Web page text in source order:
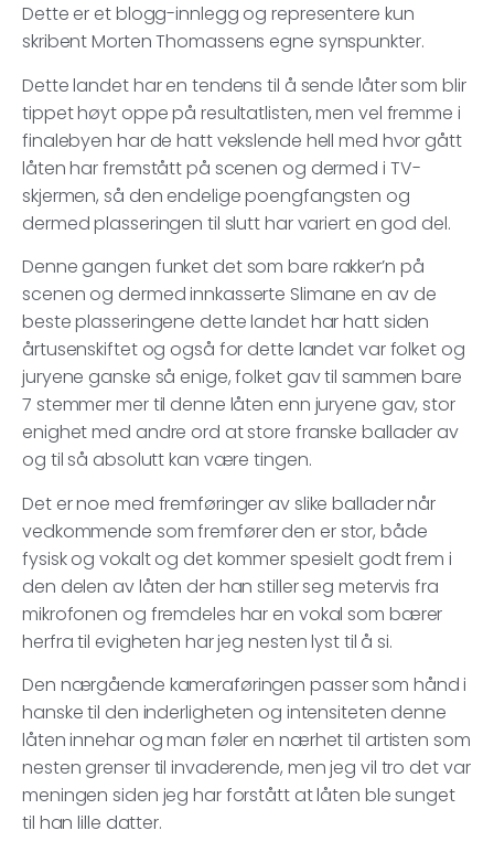
Dette er et blogg-innlegg og representere kun
skribent Morten Thomassens egne synspunkter.
Dette landet har en tendens til å sende låter som blir
tippet høyt oppe på resultatlisten, men vel fremme i
finalebyen har de hatt vekslende hell med hvor gått
låten har fremstått på scenen og dermed i TV-
skjermen, så den endelige poengfangsten og
dermed plasseringen til slutt har variert en god del.
Denne gangen funket det som bare rakker’n på
scenen og dermed innkasserte Slimane en av de
beste plasseringene dette landet har hatt siden
årtusenskiftet og også for dette landet var folket og
juryene ganske så enige, folket gav til sammen bare
7 stemmer mer til denne låten enn juryene gav, stor
enighet med andre ord at store franske ballader av
og til så absolutt kan være tingen.
Det er noe med fremføringer av slike ballader når
vedkommende som fremfører den er stor, både
fysisk og vokalt og det kommer spesielt godt frem i
den delen av låten der han stiller seg metervis fra
mikrofonen og fremdeles har en vokal som bærer
herfra til evigheten har jeg nesten lyst til å si.
Den nærgående kameraføringen passer som hånd i
hanske til den inderligheten og intensiteten denne
låten innehar og man føler en nærhet til artisten som
nesten grenser til invaderende, men jeg vil tro det var
meningen siden jeg har forstått at låten ble sunget
til han lille datter.